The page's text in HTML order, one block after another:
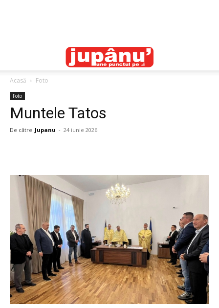
Acasă Foto
Foto
Muntele Tatos
De către Jupanu - 24 iunie 2026